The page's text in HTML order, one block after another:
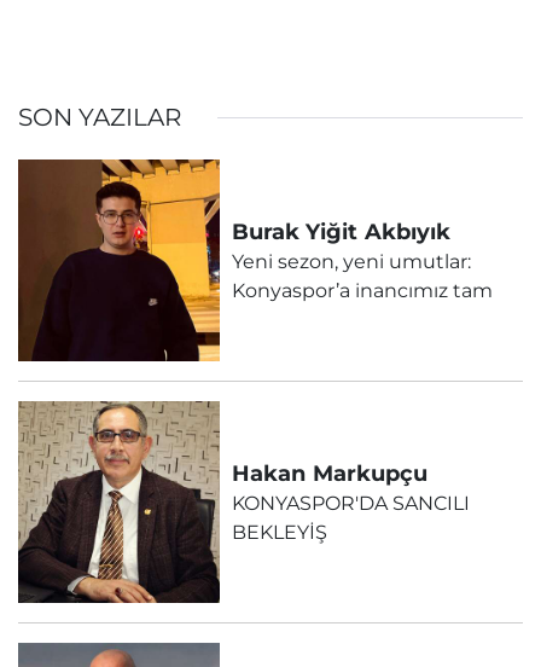
SON YAZILAR
Burak Yiğit Akbıyık
Yeni sezon, yeni umutlar:
Konyaspor’a inancımız tam
Hakan Markupçu
KONYASPOR'DA SANCILI
BEKLEYİŞ